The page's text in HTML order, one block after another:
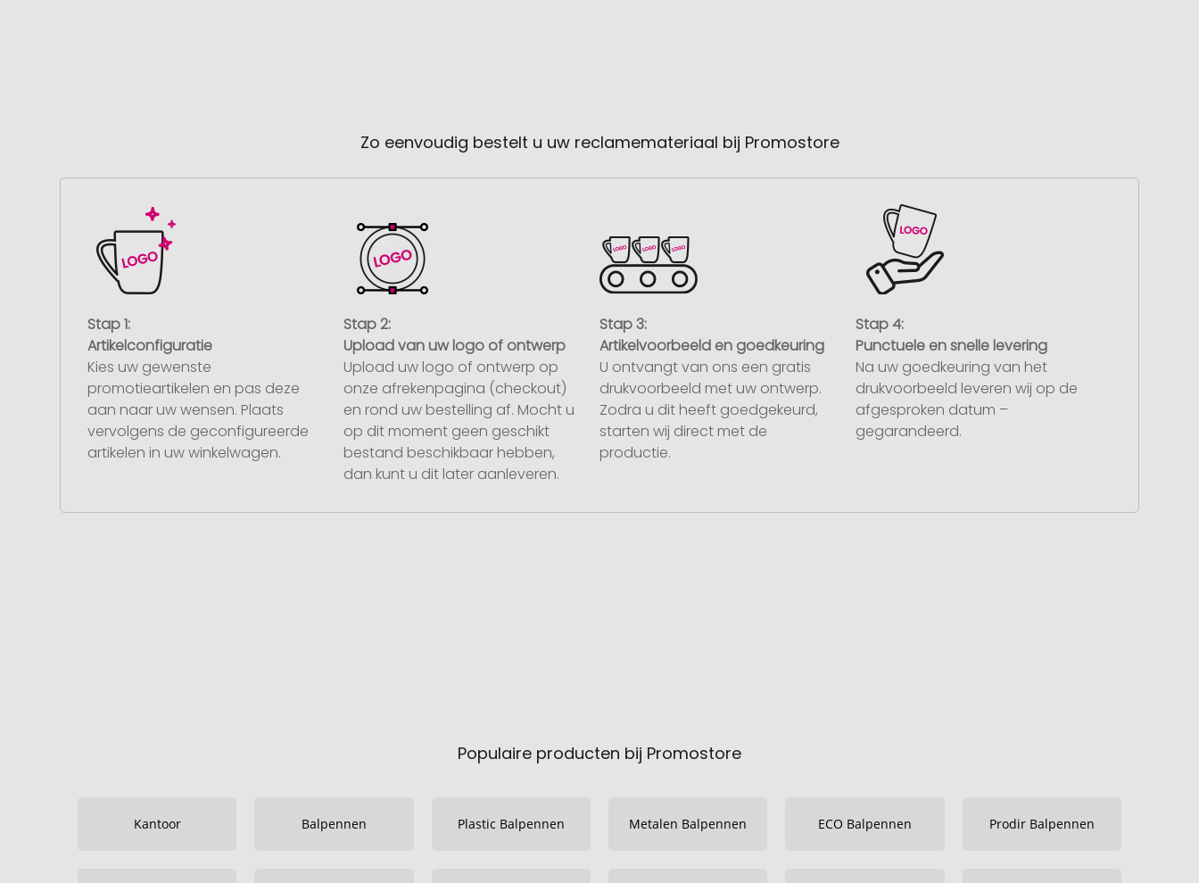
Zo eenvoudig bestelt u uw reclamemateriaal bij Promostore
Stap 1:
Artikelconfiguratie
Kies uw gewenste
promotieartikelen en pas deze
aan naar uw wensen. Plaats
vervolgens de geconfigureerde
artikelen in uw winkelwagen.
Stap 2:
Upload van uw logo of ontwerp
Upload uw logo of ontwerp op
onze afrekenpagina (checkout)
en rond uw bestelling af. Mocht u
op dit moment geen geschikt
bestand beschikbaar hebben,
dan kunt u dit later aanleveren.
Stap 3:
Artikelvoorbeeld en goedkeuring
U ontvangt van ons een gratis
drukvoorbeeld met uw ontwerp.
Zodra u dit heeft goedgekeurd,
starten wij direct met de
productie.
Stap 4:
Punctuele en snelle levering
Na uw goedkeuring van het
drukvoorbeeld leveren wij op de
afgesproken datum –
gegarandeerd.
Populaire producten bij Promostore
Kantoor Balpennen Plastic Balpennen Metalen Balpennen ECO Balpennen Prodir Balpennen